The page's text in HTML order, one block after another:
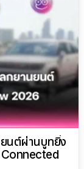
นต์ผ่านบูทยิ่ง